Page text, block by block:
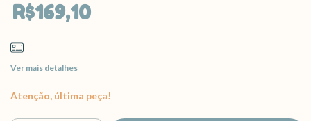
R$169,10
Ver mais detalhes
Atenção, última peça!